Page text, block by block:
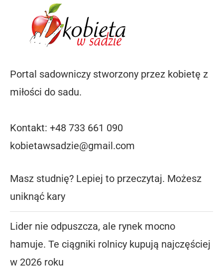
Portal sadowniczy stworzony przez kobietę z
miłości do sadu.
Kontakt: +48 733 661 090
kobietawsadzie@gmail.com
Masz studnię? Lepiej to przeczytaj. Możesz
uniknąć kary
Lider nie odpuszcza, ale rynek mocno
hamuje. Te ciągniki rolnicy kupują najczęściej
w 2026 roku